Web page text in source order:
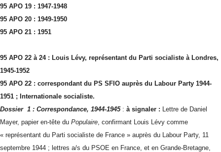
95 APO 19 : 1947-1948
95 APO 20 : 1949-1950
95 APO 21 : 1951
95 APO 22 à 24 : Louis Lévy, représentant du Parti socialiste à Londres,
1945-1952
95 APO 22 : correspondant du PS SFIO auprès du Labour Party 1944-
1951 ; Internationale socialiste.
Dossier 1 : Correspondance, 1944-1945 : à signaler : Lettre de Daniel
Mayer, papier en-tête du Populaire, confirmant Louis Lévy comme
« représentant du Parti socialiste de France » auprès du Labour Party, 11
septembre 1944 ; lettres a/s du PSOE en France, et en Grande-Bretagne,